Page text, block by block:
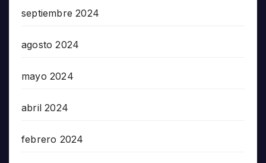
septiembre 2024
agosto 2024
mayo 2024
abril 2024
febrero 2024